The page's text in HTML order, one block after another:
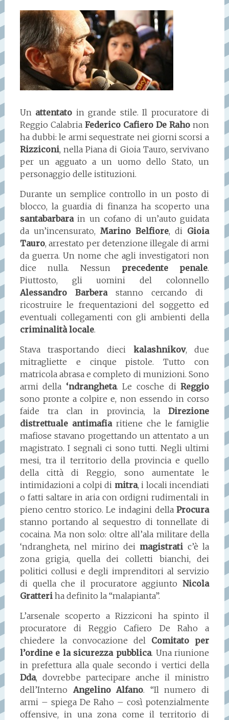
Un attentato in grande stile. Il procuratore di
Reggio Calabria Federico Cafiero De Raho non
ha dubbi: le armi sequestrate nei giorni scorsi a
Rizziconi, nella Piana di Gioia Tauro, servivano
per un agguato a un uomo dello Stato, un
personaggio delle istituzioni.
Durante un semplice controllo in un posto di
blocco, la guardia di finanza ha scoperto una
santabarbarain un cofano di un’auto guidata
da un’incensurato, Marino Belfiore, di Gioia
Tauro, arrestato per detenzione illegale di armi
da guerra. Un nome che agli investigatori non
dice nulla. Nessun precedente penale.
Piuttosto, gli uomini del colonnello
Alessandro Barberastanno cercando di
ricostruire le frequentazioni del soggetto ed
eventuali collegamenti con gli ambienti della
criminalità locale.
Stava trasportando dieci kalashnikov, due
mitragliette e cinque pistole. Tutto con
matricola abrasa e completo di munizioni. Sono
armi della ‘ndrangheta. Le cosche diReggio
sono pronte a colpire e, non essendo in corso
faide tra clan in provincia, la Direzione
distrettuale antimafiaritiene che le famiglie
mafiose stavano progettando un attentato a un
magistrato. I segnali ci sono tutti. Negli ultimi
mesi, tra il territorio della provincia e quello
della città di Reggio, sono aumentate le
intimidazioni a colpi di mitra, i locali incendiati
o fatti saltare in aria con ordigni rudimentali in
pieno centro storico. Le indagini dellaProcura
stanno portando al sequestro di tonnellate di
cocaina. Ma non solo: oltre all’ala militare della
‘ndrangheta, nel mirino dei magistrati c’è la
zona grigia, quella dei colletti bianchi, dei
politici collusi e degli imprenditori al servizio
di quella che il procuratore aggiunto Nicola
Gratteriha definito la “malapianta”.
L’arsenale scoperto a Rizziconi ha spinto il
procuratore di Reggio Cafiero De Raho a
chiedere la convocazione del Comitato per
l’ordine e la sicurezza pubblica. Una riunione
in prefettura alla quale secondo i vertici della
Dda, dovrebbe partecipare anche il ministro
dell’Interno Angelino Alfano. “Il numero di
armi – spiega De Raho – così potenzialmente
offensive, in una zona come il territorio di